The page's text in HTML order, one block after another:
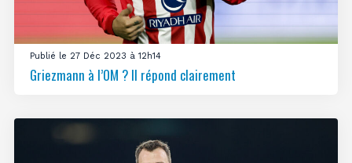
Publié le 27 Déc 2023 à 12h14
Griezmann à l’OM ? Il répond clairement